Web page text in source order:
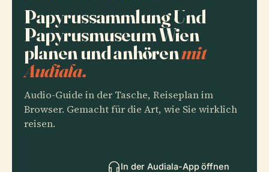
Papyrussammlung Und
Papyrusmuseum Wien
planen und anhörenmit
Audiala.
Audio-Guide in der Tasche, Reiseplan im
Browser. Gemacht für die Art, wie Sie wirklich
reisen.
In der Audiala-App öffnen